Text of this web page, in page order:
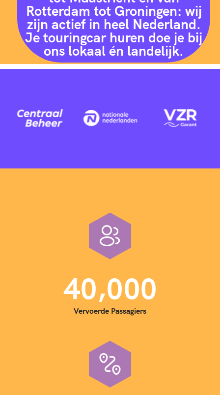
Rotterdam tot Groningen: wij
zijn actief in heel Nederland.
Je touringcar huren doe je bij
ons lokaal én landelijk.
40,000
Vervoerde Passagiers